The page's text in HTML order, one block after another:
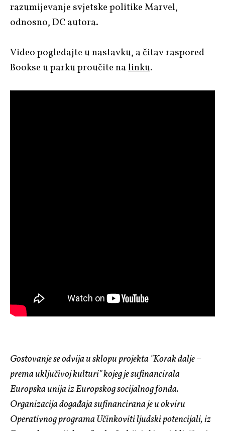
razumijevanje svjetske politike Marvel,
odnosno, DC autora.
Video pogledajte u nastavku, a čitav raspored
Bookse u parku proučite nalinku.
Gostovanje se odvija u sklopu projekta "Korak dalje –
prema uključivoj kulturi" kojeg je sufinancirala
Europska unija iz Europskog socijalnog fonda.
Organizacija događaja sufinancirana je u okviru
Operativnog programa Učinkoviti ljudski potencijali, iz